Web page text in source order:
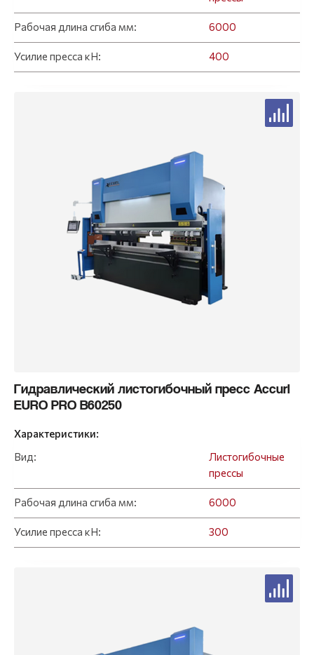
Рабочая длина сгиба мм: 6000
Усилие пресса кН: 400
Гидравлический листогибочный пресс Accurl
EURO PRO B60250
Характеристики:
Вид:
Листогибочные
прессы
Рабочая длина сгиба мм: 6000
Усилие пресса кН: 300